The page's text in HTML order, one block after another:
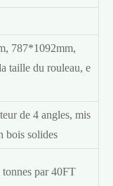
787*1092mm,
taille du rouleau, e
de 4 angles, mis
bois solides
par 40FT